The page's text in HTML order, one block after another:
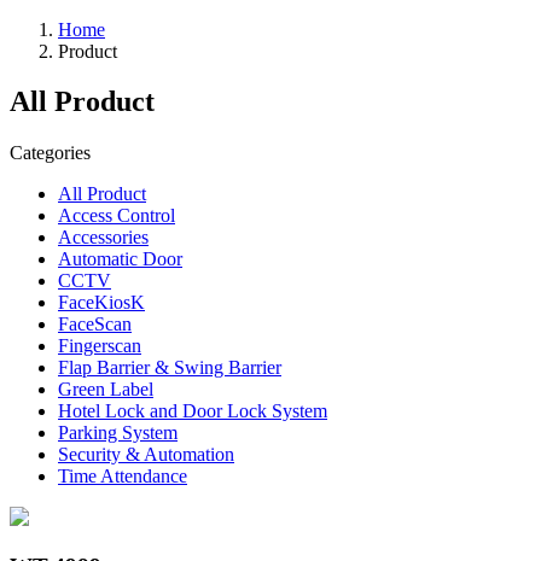
Home
Product
All Product
Categories
All Product
Access Control
Accessories
Automatic Door
CCTV
FaceKiosK
FaceScan
Fingerscan
Flap Barrier & Swing Barrier
Green Label
Hotel Lock and Door Lock System
Parking System
Security & Automation
Time Attendance